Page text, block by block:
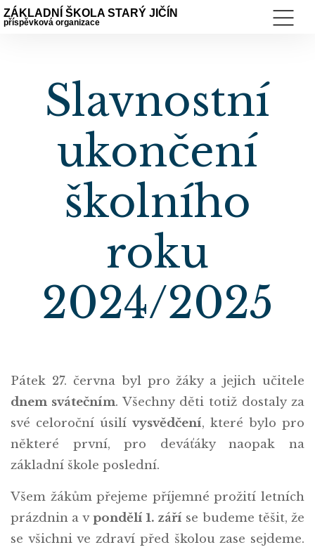
ZÁKLADNÍ ŠKOLA STARÝ JIČÍN
příspěvková organizace
Slavnostní
ukončení
školního
roku
2024/2025
Pátek 27. června byl pro žáky a jejich učitele
dnem svátečním. Všechny děti totiž dostaly za
své celoroční úsilí vysvědčení, které bylo pro
některé první, pro deváťáky naopak na
základní škole poslední.
Všem žákům přejeme příjemné prožití letních
prázdnin a vpondělí 1. září se budeme těšit, že
se všichni ve zdraví před školou zase sejdeme.